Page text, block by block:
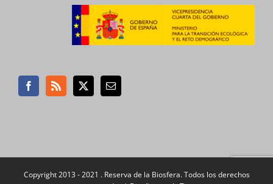
Copyright 2013 - 2021 . Reserva de la Biosfera. Todos los derechos